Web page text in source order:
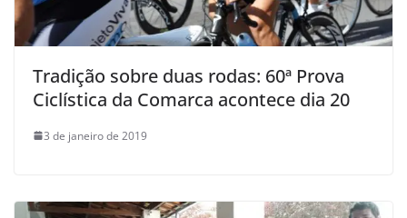
Tradição sobre duas rodas: 60ª Prova
Ciclística da Comarca acontece dia 20
3 de janeiro de 2019